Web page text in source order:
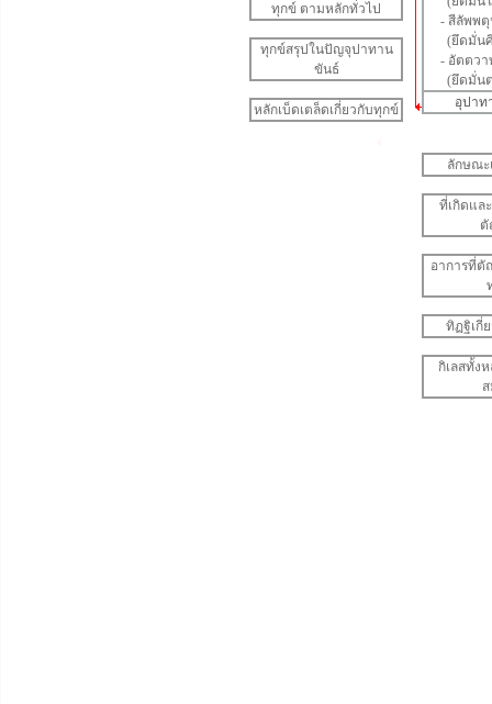
ทุกข์ ตามหลักทั่วไป
ทุกข์สรุปในปัญจุปาทาน
ขันธ์
หลักเบ็ดเตล็ดเกี่ยวกับทุกข์
- สีลัพพ
(ยึดมั่นศี
- อัตตว
(ยึดมั่นต
อุปาท
ลักษณ
ที่เกิดแล
อาการที่ตั
ทิฏฐิเกี่
กิเลสทั้ง